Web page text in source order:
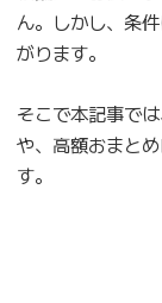
ん。しかし、条
がります。
そこで本記事で
や、高額おまと
す。